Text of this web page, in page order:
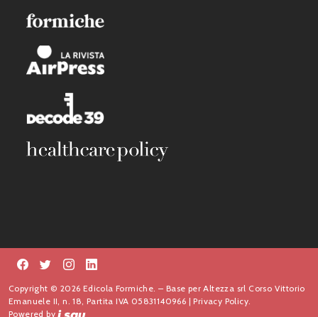
Copyright © 2026 Edicola Formiche. – Base per Altezza srl Corso Vittorio
Emanuele II, n. 18, Partita IVA 05831140966 |Privacy Policy.
Powered by